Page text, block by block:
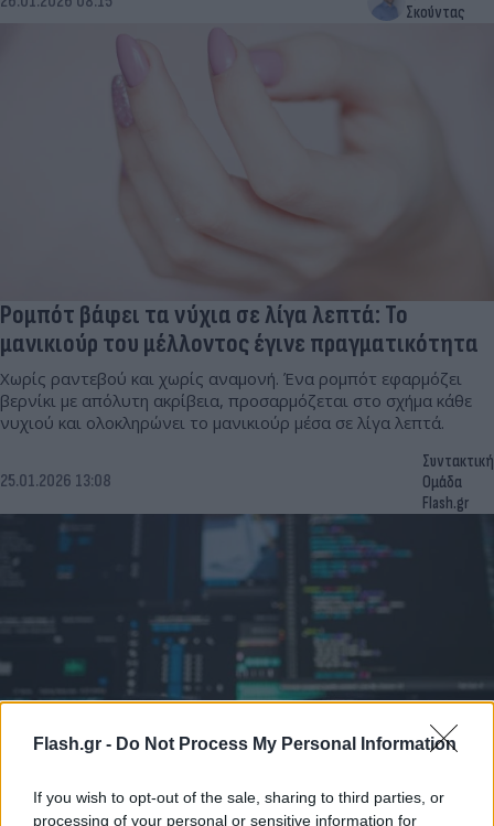
Flash.gr - Do Not Process My Personal Information
If you wish to opt-out of the sale, sharing to third parties, or
processing of your personal or sensitive information for
Σκούντας
Ρομπότ βάφει τα νύχια σε λίγα λεπτά: Το
μανικιούρ του μέλλοντος έγινε πραγματικότητα
Χωρίς ραντεβού και χωρίς αναμονή. Ένα ρομπότ εφαρμόζει
βερνίκι με απόλυτη ακρίβεια, προσαρμόζεται στο σχήμα κάθε
νυχιού και ολοκληρώνει το μανικιούρ μέσα σε λίγα λεπτά.
25.01.2026 13:08
Συντακτική
Ομάδα
Flash.gr
Big Data Analytics: Πώς τα Δεδομένα